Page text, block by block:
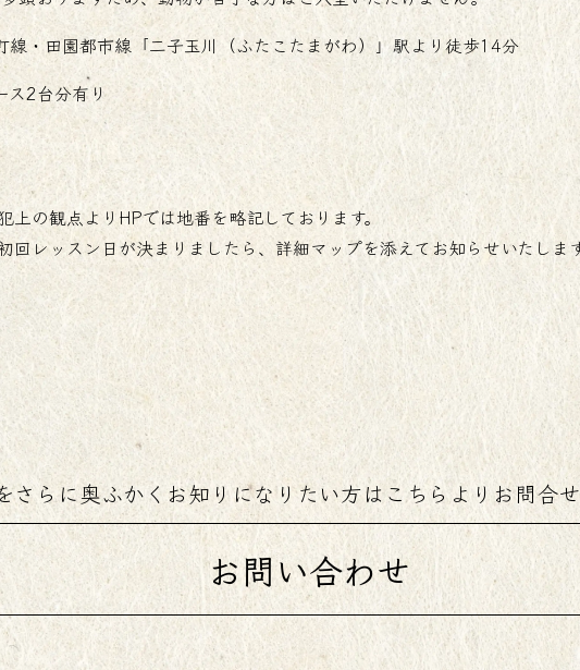
線・田園都市線「二子玉川（ふたこたまがわ）」駅より徒歩14分
ス2台分有り
上の観点よりHPでは地番を略記しております。
回レッスン日が決まりましたら、詳細マップを添えてお知らせいたしま
さらに奥ふかく お知りになりたい方は こちらよりお問合
お問い合わせ